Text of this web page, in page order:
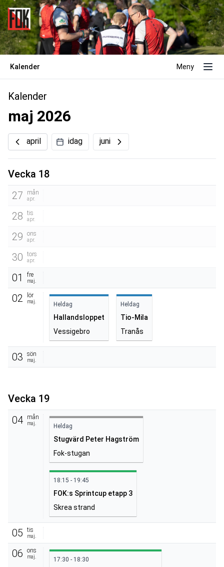
Kalender Meny
Kalender
maj 2026
april idag juni
Vecka 18
27
mån
apr.
28 tis
apr.
29 ons
apr.
30 tors
apr.
01 fre
maj.
02 lör
maj. Heldag
Hallandsloppet
Vessigebro
Heldag
Tio-Mila
Tranås
03 sön
maj.
Vecka 19
04
mån
maj. Heldag
Stugvärd Peter Hagström
Fok-stugan
18:15 - 19:45
FOK:s Sprintcup etapp 3
Skrea strand
05 tis
maj.
06 ons
maj. 17:30 - 18:30